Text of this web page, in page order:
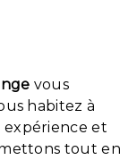
vous
habitez à
expérience et
tout en